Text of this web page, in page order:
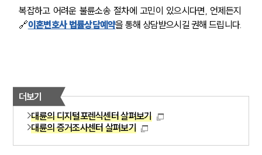
복잡하고 어려운 불륜소송 절차에 고민이 있으시다면, 언제든지
🔗이혼변호사 법률상담예약을 통해 상담받으시길 권해 드립니다.
더보기
대륜의 디지털포렌식센터 살펴보기
대륜의 증거조사센터 살펴보기